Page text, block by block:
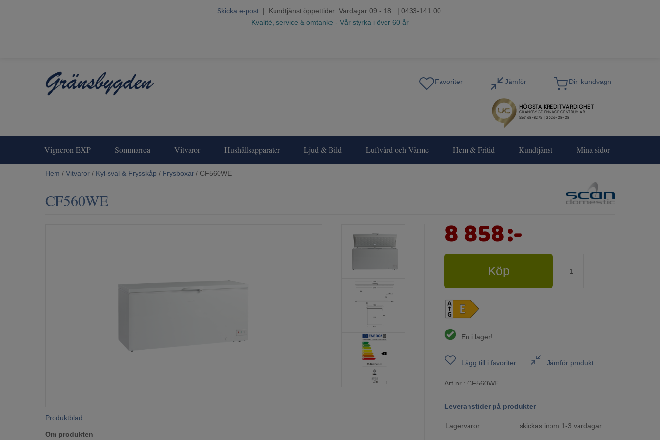
Skicka e-post | Kundtjänst öppettider: Vardagar 09 - 18 | 0433-141 00
Kvalité, service & omtanke - Vår styrka i över 60 år
Vigneron EXP Sommarrea Vitvaror Hushållsapparater Ljud & Bild Luftvård och Värme Hem & Fritid Kundtjänst Mina sidor
Hem / Vitvaror / Kyl-sval & Frysskåp / Frysboxar / CF560WE
CF560WE
Produktblad
Om produkten
8 858:-
Köp
En i lager!
Lägg till i favoriter Jämför produkt
Art.nr.: CF560WE
Leveranstider på produkter
Lagervaror skickas inom 1-3 vardagar